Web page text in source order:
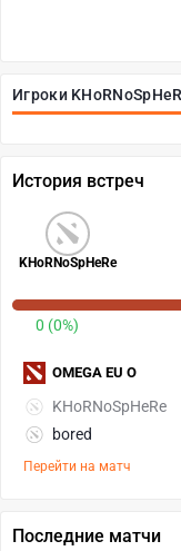
Игроки
История встреч
KHoRNoSpHeRe
0 (0%)
KHoRNoSpHeRe
bored
Перейти на матч
OMEGA EU O
Последние матчи